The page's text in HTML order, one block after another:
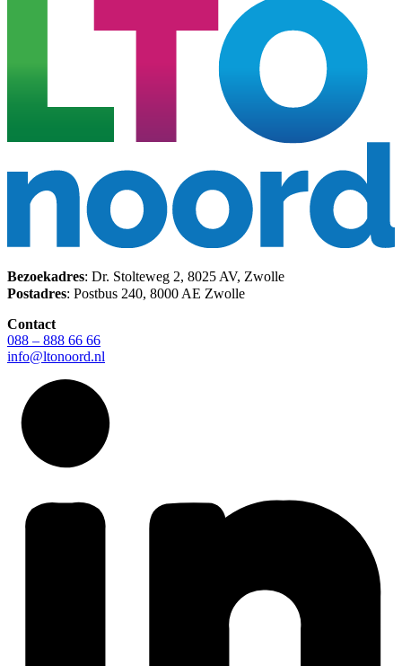
Bezoekadres: Dr. Stolteweg 2, 8025 AV, Zwolle
Postadres: Postbus 240, 8000 AE Zwolle
Contact
088 – 888 66 66
info@ltonoord.nl